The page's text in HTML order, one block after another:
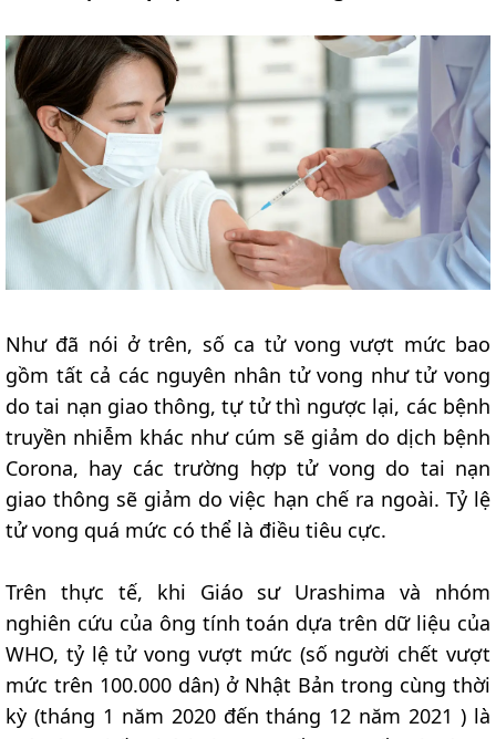
Như đã nói ở trên, số ca tử vong vượt mức bao
gồm tất cả các nguyên nhân tử vong như tử vong
do tai nạn giao thông, tự tử thì ngược lại, các bệnh
truyền nhiễm khác như cúm sẽ giảm do dịch bệnh
Corona, hay các trường hợp tử vong do tai nạn
giao thông sẽ giảm do việc hạn chế ra ngoài. Tỷ lệ
tử vong quá mức có thể là điều tiêu cực.
Trên thực tế, khi Giáo sư Urashima và nhóm
nghiên cứu của ông tính toán dựa trên dữ liệu của
WHO, tỷ lệ tử vong vượt mức (số người chết vượt
mức trên 100.000 dân) ở Nhật Bản trong cùng thời
kỳ (tháng 1 năm 2020 đến tháng 12 năm 2021 ) là